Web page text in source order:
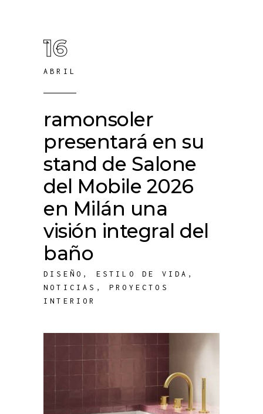
16
ABRIL
ramonsoler
presentará en su
stand de Salone
del Mobile 2026
en Milán una
visión integral del
baño
DISEÑO , ESTILO DE VIDA ,
NOTICIAS ,PROYECTOS
INTERIOR